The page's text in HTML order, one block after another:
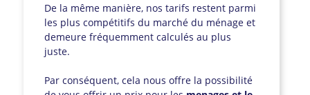
De la même manière, nos tarifs restent parmi
les plus compétitifs du marché du ménage et
demeure fréquemment calculés au plus
juste.
Par conséquent, cela nous offre la possibilité